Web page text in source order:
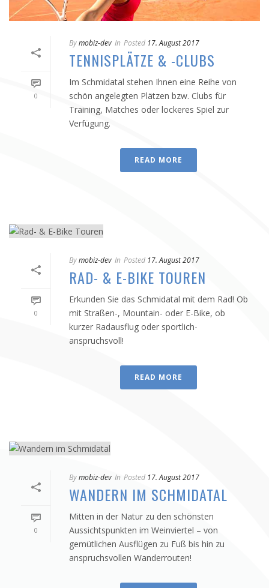
0
Bymobiz-dev In Posted 17. August 2017
TENNISPLÄTZE & -CLUBS
Im Schmidatal stehen Ihnen eine Reihe von
schön angelegten Plätzen bzw. Clubs für
Training, Matches oder lockeres Spiel zur
Verfügung.
READ MORE
0
Bymobiz-dev In Posted 17. August 2017
RAD- & E-BIKE TOUREN
Erkunden Sie das Schmidatal mit dem Rad! Ob
mit Straßen-, Mountain- oder E-Bike, ob
kurzer Radausflug oder sportlich-
anspruchsvoll!
READ MORE
0
Bymobiz-dev In Posted 17. August 2017
WANDERN IM SCHMIDATAL
Mitten in der Natur zu den schönsten
Aussichtspunkten im Weinviertel – von
gemütlichen Ausflügen zu Fuß bis hin zu
anspruchsvollen Wanderrouten!